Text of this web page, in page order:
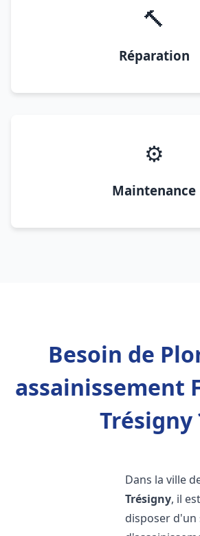
🔨
Réparation
⚙️
Maintenance
Besoin de
assainissement
Trésigny
Dans la ville
Trésigny, il
disposer d'un